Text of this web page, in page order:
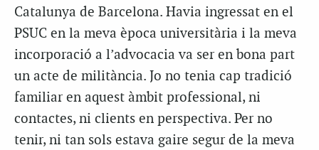
Catalunya de Barcelona. Havia ingressat en el
PSUC en la meva època universitària i la meva
incorporació a l’advocacia va ser en bona part
un acte de militància. Jo no tenia cap tradició
familiar en aquest àmbit professional, ni
contactes, ni clients en perspectiva. Per no
tenir, ni tan sols estava gaire segur de la meva